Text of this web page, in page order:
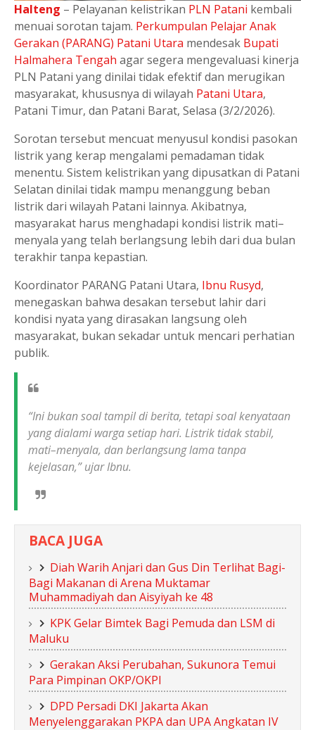
Halteng – Pelayanan kelistrikan PLN Patani kembali
menuai sorotan tajam. Perkumpulan Pelajar Anak
Gerakan (PARANG) Patani Utara mendesak Bupati
Halmahera Tengah agar segera mengevaluasi kinerja
PLN Patani yang dinilai tidak efektif dan merugikan
masyarakat, khususnya di wilayah Patani Utara,
Patani Timur, dan Patani Barat, Selasa (3/2/2026).
Sorotan tersebut mencuat menyusul kondisi pasokan
listrik yang kerap mengalami pemadaman tidak
menentu. Sistem kelistrikan yang dipusatkan di Patani
Selatan dinilai tidak mampu menanggung beban
listrik dari wilayah Patani lainnya. Akibatnya,
masyarakat harus menghadapi kondisi listrik mati–
menyala yang telah berlangsung lebih dari dua bulan
terakhir tanpa kepastian.
Koordinator PARANG Patani Utara, Ibnu Rusyd,
menegaskan bahwa desakan tersebut lahir dari
kondisi nyata yang dirasakan langsung oleh
masyarakat, bukan sekadar untuk mencari perhatian
publik.
“Ini bukan soal tampil di berita, tetapi soal kenyataan
yang dialami warga setiap hari. Listrik tidak stabil,
mati–menyala, dan berlangsung lama tanpa
kejelasan,” ujar Ibnu.
BACA JUGA
Diah Warih Anjari dan Gus Din Terlihat Bagi-
Bagi Makanan di Arena Muktamar
Muhammadiyah dan Aisyiyah ke 48
KPK Gelar Bimtek Bagi Pemuda dan LSM di
Maluku
Gerakan Aksi Perubahan, Sukunora Temui
Para Pimpinan OKP/OKPI
DPD Persadi DKI Jakarta Akan
Menyelenggarakan PKPA dan UPA Angkatan IV